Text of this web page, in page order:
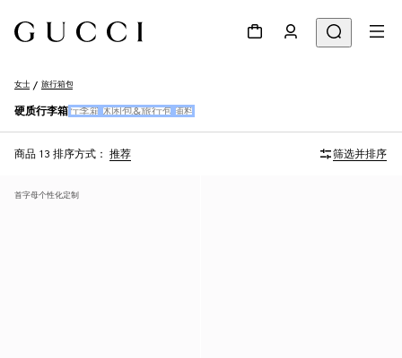
女士 旅行箱包
硬质行李箱 行李箱 休闲包&旅行包 辅料
商品 13 排序方式： 推荐 筛选并排序
首字母个性化定制